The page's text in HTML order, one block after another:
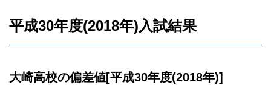
平成30年度(2018年)入試結果
大崎高校の偏差値[平成30年度(2018年)]